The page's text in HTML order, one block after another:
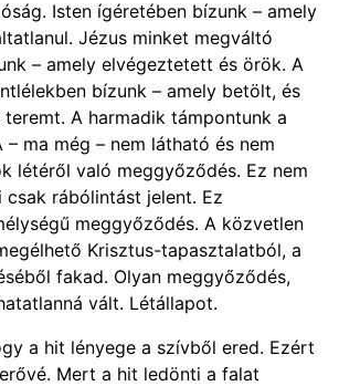
Isten ígéretében bízunk – amely
Jézus minket megváltó
– amely elvégeztetett és örök. A
bízunk – amely betölt, és
A harmadik támpontunk a
ma még – nem látható és nem
létéről való meggyőződés. Ez nem
csak rábólintást jelent. Ez
meggyőződés. A közvetlen
Krisztus-tapasztalatból, a
fakad. Olyan meggyőződés,
vált. Létállapot.
a hit lényege a szívből ered. Ezért
Mert a hit ledönti a falat